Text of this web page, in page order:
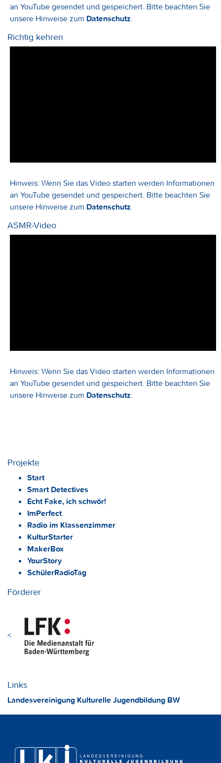
an YouTube gesendet und gespeichert. Bitte beachten Sie
unsere Hinweise zum Datenschutz
Richtig kehren
Hinweis: Wenn Sie das Video starten werden Informationen
an YouTube gesendet und gespeichert. Bitte beachten Sie
unsere Hinweise zum Datenschutz
ASMR-Video
Hinweis: Wenn Sie das Video starten werden Informationen
an YouTube gesendet und gespeichert. Bitte beachten Sie
unsere Hinweise zum Datenschutz
Projekte
Start
Smart Detectives
Echt Fake, ich schwör!
ImPerfect
Radio im Klassenzimmer
KulturStarter
MakerBox
YourStory
SchülerRadioTag
Förderer
<
Links
Landesvereinigung Kulturelle Jugendbildung BW